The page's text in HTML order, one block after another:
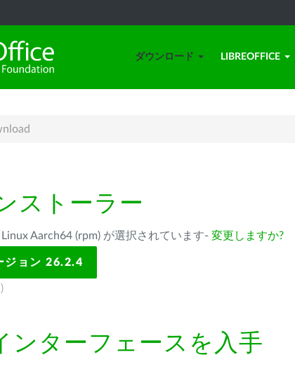
ダウンロード LIBREOFFICE
ストーラー
Aarch64 (rpm) が選択されています- 変更しますか?
ジョン 26.2.4
)
ンターフェースを入手